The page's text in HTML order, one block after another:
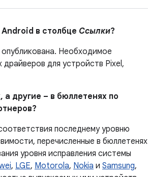
в столбце Ссылки?
Необходимое
для устройств Pixel,
другие – в бюллетенях по
последнему уровню
перечисленные в бюллетенях
уровня исправления системы
, LGE, Motorola, Nokia и Samsung,